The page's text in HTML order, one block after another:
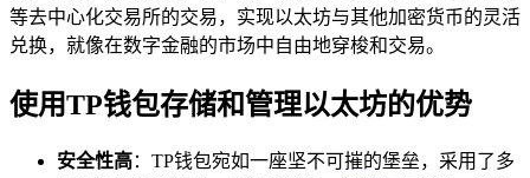
等去中心化交易所的交易，实现以太坊与其他加密货币的灵活
兑换，就像在数字金融的市场中自由地穿梭和交易。
使用TP钱包存储和管理以太坊的优势
安全性高：TP钱包宛如一座坚不可摧的堡垒，采用了多